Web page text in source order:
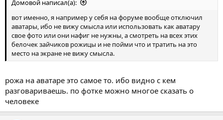
Домовой написал(а):
вот именно, я например у себя на форуме вообще отключил
аватары, ибо не вижу смысла или использовать как аватару
свое фото или они нафиг не нужны, а смотреть на всех этих
белочек зайчиков рожицы и не пойми что и тратить на это
место на экране не вижу смысла.
рожа на аватаре это самое то. ибо видно с кем
разговариваешь. по фотке можно многое сказать о
человеке